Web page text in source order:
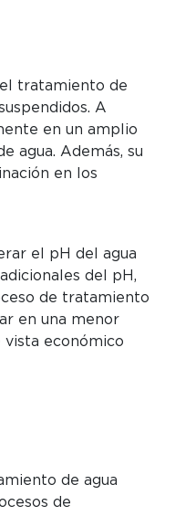
tratamiento de
A
en un amplio
agua. Además, su
en los
el pH del agua
del pH,
de tratamiento
en una menor
económico
de agua
de